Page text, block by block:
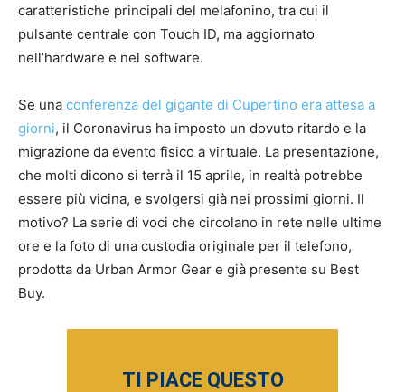
caratteristiche principali del melafonino, tra cui il
pulsante centrale con Touch ID, ma aggiornato
nell’hardware e nel software.
Se una conferenza del gigante di Cupertino era attesa a
giorni, il Coronavirus ha imposto un dovuto ritardo e la
migrazione da evento fisico a virtuale. La presentazione,
che molti dicono si terrà il 15 aprile, in realtà potrebbe
essere più vicina, e svolgersi già nei prossimi giorni. Il
motivo? La serie di voci che circolano in rete nelle ultime
ore e la foto di una custodia originale per il telefono,
prodotta da Urban Armor Gear e già presente su Best
Buy.
TI PIACE QUESTO